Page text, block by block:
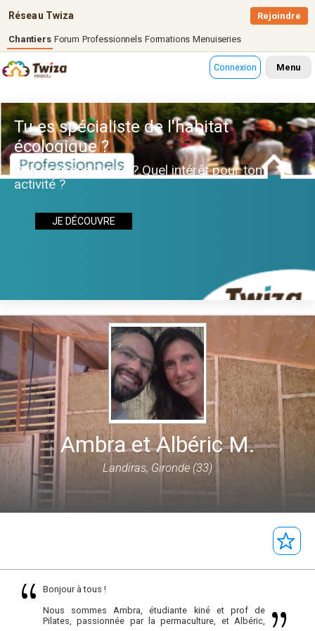
Réseau Twiza
Chantiers Forum Professionnels Formations Menuiseries
Rejoindre
Connexion Menu
Tu es spécialiste de l'habitat
écologique ?
Que propose Twiza ? Quel intérêt pour ton
activité ?
JE DÉCOUVRE
Ambra et Albéric M.
Landiras, Gironde (33)
Bonjour à tous !
Nous sommes Ambra, étudiante kiné et prof de
Pilates, passionnée par la permaculture, et Albéric,